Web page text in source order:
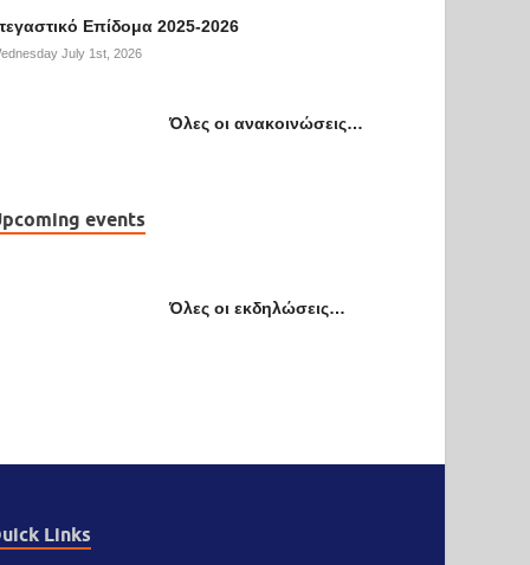
Επίδομα 2025-2026
July 1st, 2026
Όλες οι ανακοινώσεις…
events
Όλες οι εκδηλώσεις…
Links